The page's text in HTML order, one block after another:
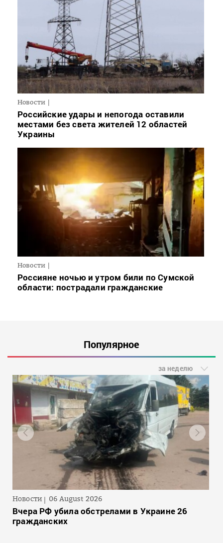
Новости
Российские удары и непогода оставили
местами без света жителей 12 областей
Украины
Новости
Россияне ночью и утром били по Сумской
области: пострадали гражданские
Популярное
за неделю
Новости 06 August 2026
Вчера РФ убила обстрелами в Украине 26
гражданских